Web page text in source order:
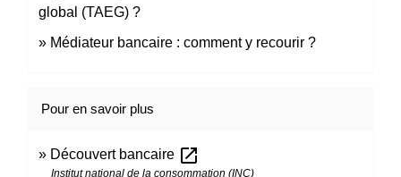
global (TAEG) ?
Médiateur bancaire : comment y recourir ?
Pour en savoir plus
Découvert bancaire open_in_new
Institut national de la consommation (INC)